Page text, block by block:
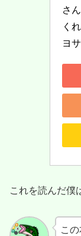
さ
く
ヨ
これを読んだ僕
こ